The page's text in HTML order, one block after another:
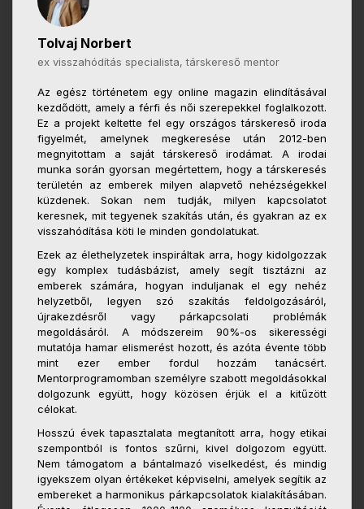
Tolvaj Norbert
ex visszahódítás specialista, társkereső mentor
Az egész történetem egy online magazin elindításával
kezdődött, amely a férfi és női szerepekkel foglalkozott.
Ez a projekt keltette fel egy országos társkereső iroda
figyelmét, amelynek megkeresése után 2012-ben
megnyitottam a saját társkereső irodámat. A irodai
munka során gyorsan megértettem, hogy a társkeresés
területén az emberek milyen alapvető nehézségekkel
küzdenek. Sokan nem tudják, milyen kapcsolatot
keresnek, mit tegyenek szakítás után, és gyakran az ex
visszahódítása köti le minden gondolatukat.
Ezek az élethelyzetek inspiráltak arra, hogy kidolgozzak
egy komplex tudásbázist, amely segít tisztázni az
emberek számára, hogyan induljanak el egy nehéz
helyzetből, legyen szó szakítás feldolgozásáról,
újrakezdésről vagy párkapcsolati problémák
megoldásáról. A módszereim 90%-os sikerességi
mutatója hamar elismerést hozott, és azóta évente több
mint ezer ember fordul hozzám tanácsért.
Mentorprogramomban személyre szabott megoldásokkal
dolgozunk együtt, hogy közösen érjük el a kitűzött
célokat.
Hosszú évek tapasztalata megtanított arra, hogy etikai
szempontból is fontos szűrni, kivel dolgozom együtt.
Nem támogatom a bántalmazó viselkedést, és mindig
igyekszem olyan értékeket képviselni, amelyek segítik az
embereket a harmonikus párkapcsolatok kialakításában.